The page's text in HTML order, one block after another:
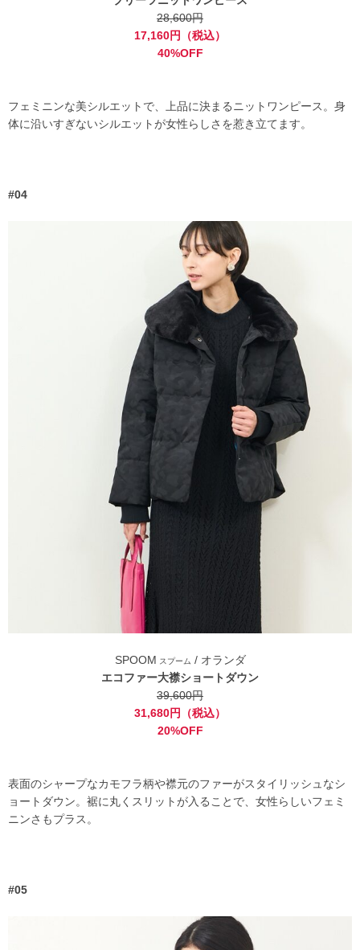
28,600円
17,160円（税込）
40%OFF
フェミニンな美シルエットで、上品に決まるニットワンピース。身
体に沿いすぎないシルエットが女性らしさを惹き立てます。
#04
SPOOM スプーム / オランダ
エコファー大襟ショートダウン
39,600円
31,680円（税込）
20%OFF
表面のシャープなカモフラ柄や襟元のファーがスタイリッシュなシ
ョートダウン。裾に丸くスリットが入ることで、女性らしいフェミ
ニンさもプラス。
#05